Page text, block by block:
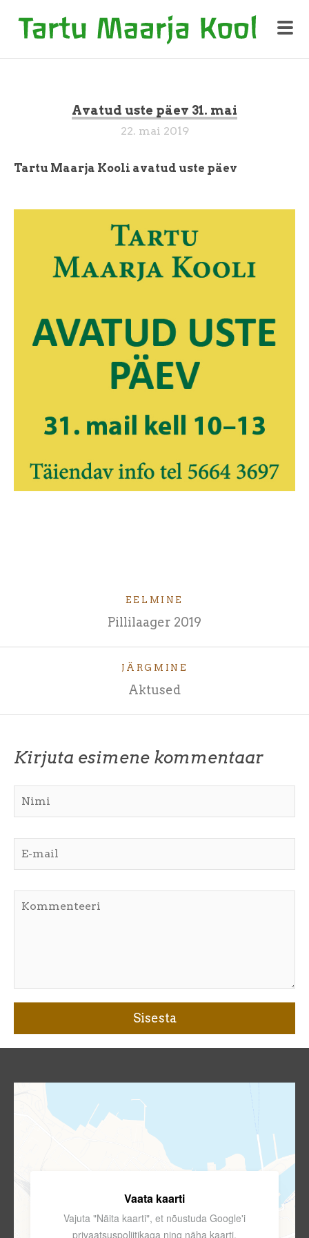
Avatud uste päev 31. mai
22. mai 2019
Tartu Maarja Kooli avatud uste päev
EELMINE
Pillilaager 2019
JÄRGMINE
Aktused
Kirjuta esimene kommentaar
Vaata kaarti
Vajuta "Näita kaarti", et nõustuda Google'i
privaatsuspoliitikaga ning näha kaarti.